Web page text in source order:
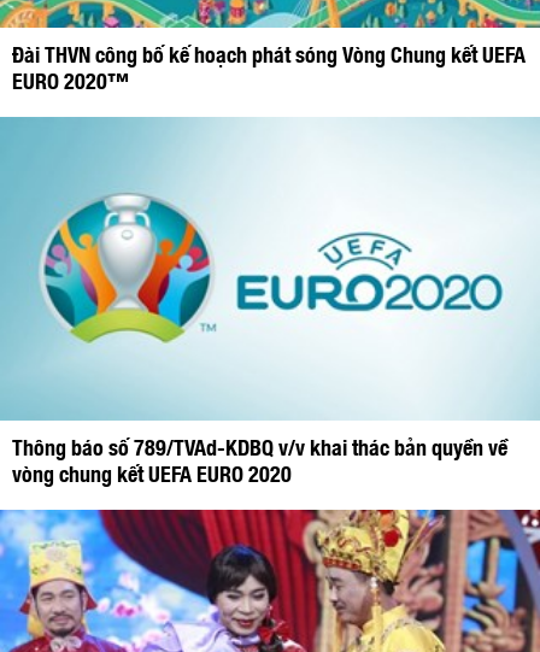
Đài THVN công bố kế hoạch phát sóng Vòng Chung kết UEFA
EURO 2020™
Thông báo số 789/TVAd-KDBQ v/v khai thác bản quyền về
vòng chung kết UEFA EURO 2020